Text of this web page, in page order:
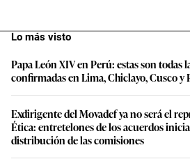
Lo más visto
Papa León XIV en Perú: estas son todas
confirmadas en Lima, Chiclayo, Cusco y
Exdirigente del Movadef ya no será el
Ética: entretelones de los acuerdos
distribución de las comisiones